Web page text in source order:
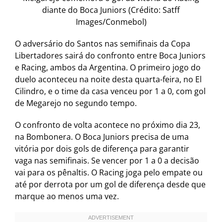
diante do Boca Juniors (Crédito: Satff
Images/Conmebol)
O adversário do Santos nas semifinais da Copa
Libertadores sairá do confronto entre Boca Juniors
e Racing, ambos da Argentina. O primeiro jogo do
duelo aconteceu na noite desta quarta-feira, no El
Cilindro, e o time da casa venceu por 1 a 0, com gol
de Megarejo no segundo tempo.
O confronto de volta acontece no próximo dia 23,
na Bombonera. O Boca Juniors precisa de uma
vitória por dois gols de diferença para garantir
vaga nas semifinais. Se vencer por 1 a 0 a decisão
vai para os pênaltis. O Racing joga pelo empate ou
até por derrota por um gol de diferença desde que
marque ao menos uma vez.